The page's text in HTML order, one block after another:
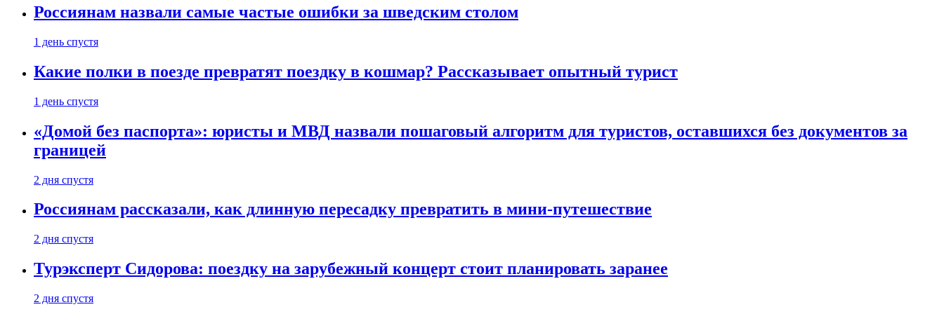
Россиянам назвали самые частые ошибки за шведским столом
1 день спустя
Какие полки в поезде превратят поездку в кошмар? Рассказывает опытный турист
1 день спустя
«Домой без паспорта»: юристы и МВД назвали пошаговый алгоритм для туристов, оставшихся без документов за
границей
2 дня спустя
Россиянам рассказали, как длинную пересадку превратить в мини-путешествие
2 дня спустя
Турэксперт Сидорова: поездку на зарубежный концерт стоит планировать заранее
2 дня спустя